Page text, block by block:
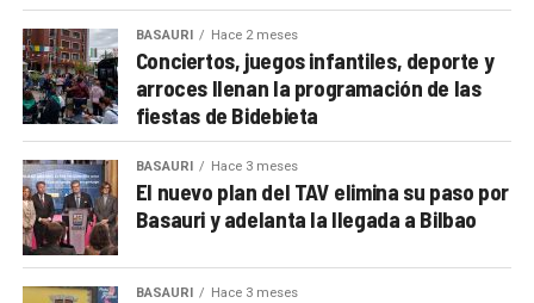
BASAURI Hace 2 meses
Conciertos, juegos infantiles, deporte y
arroces llenan la programación de las
fiestas de Bidebieta
BASAURI Hace 3 meses
El nuevo plan del TAV elimina su paso por
Basauri y adelanta la llegada a Bilbao
BASAURI Hace 3 meses